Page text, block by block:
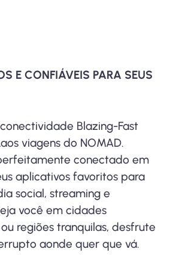
E CONFIÁVEIS ​​PARA SEUS
Blazing-Fast
viagens do NOMAD.
conectado em
aplicativos favoritos para
social, streaming e
você em cidades
regiões tranquilas, desfrute
aonde quer que vá.